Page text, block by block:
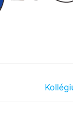
Next